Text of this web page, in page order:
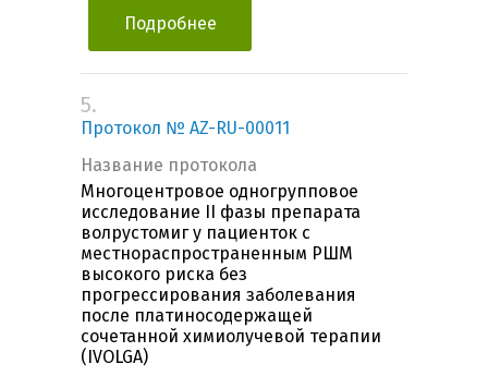
Подробнее
5.
Протокол № AZ-RU-00011
Название протокола
Многоцентровое одногрупповое
исследование II фазы препарата
волрустомиг у пациенток с
местнораспространенным РШМ
высокого риска без
прогрессирования заболевания
после платиносодержащей
сочетанной химиолучевой терапии
(IVOLGA)